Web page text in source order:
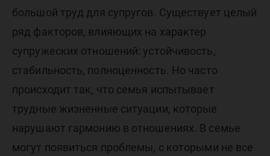
большой труд для супругов. Существует целый
ряд факторов, влияющих на характер
супружеских отношений: устойчивость,
стабильность, полноценность. Но часто
происходит так, что семья испытывает
трудные жизненные ситуации, которые
нарушают гармонию в отношениях. В семье
могут появиться проблемы, с которыми не все